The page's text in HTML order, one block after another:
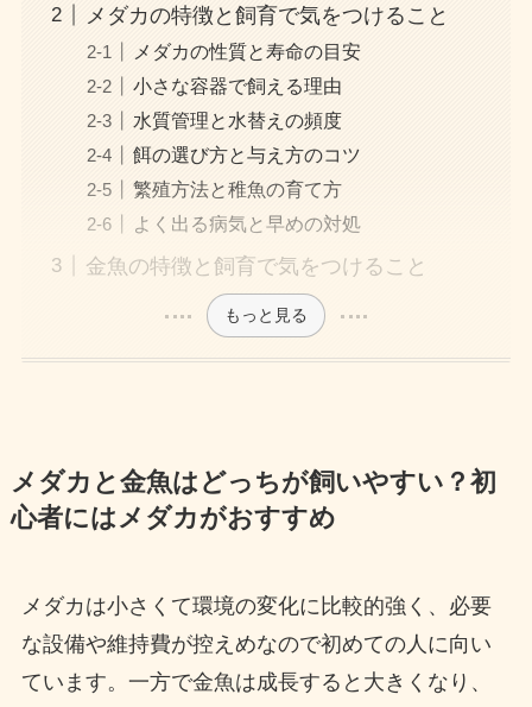
メダカの特徴と飼育で気をつけること
メダカの性質と寿命の目安
小さな容器で飼える理由
水質管理と水替えの頻度
餌の選び方と与え方のコツ
繁殖方法と稚魚の育て方
よく出る病気と早めの対処
金魚の特徴と飼育で気をつけること
もっと見る
メダカと金魚はどっちが飼いやすい？初
心者にはメダカがおすすめ
メダカは小さくて環境の変化に比較的強く、必要
な設備や維持費が控えめなので初めての人に向い
ています。一方で金魚は成長すると大きくなり、